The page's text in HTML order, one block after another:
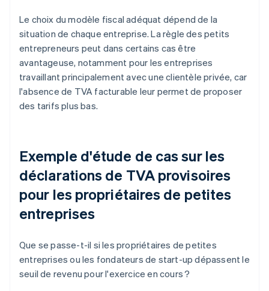
Le choix du modèle fiscal adéquat dépend de la
situation de chaque entreprise. La règle des petits
entrepreneurs peut dans certains cas être
avantageuse, notamment pour les entreprises
travaillant principalement avec une clientèle privée, car
l'absence de TVA facturable leur permet de proposer
des tarifs plus bas.
Exemple d'étude de cas sur les
déclarations de TVA provisoires
pour les propriétaires de petites
entreprises
Que se passe-t-il si les propriétaires de petites
entreprises ou les fondateurs de start-up dépassent le
seuil de revenu pour l'exercice en cours ?